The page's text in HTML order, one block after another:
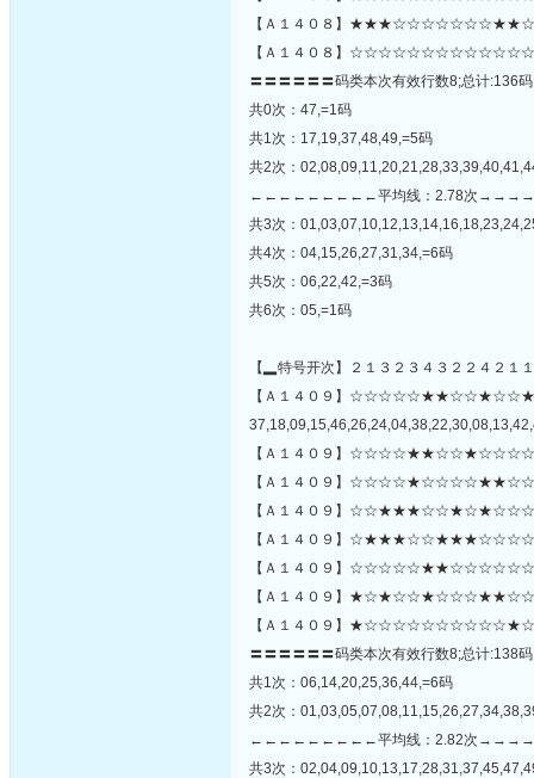
【Ａ１４０８】
【Ａ１４０８】
〓〓〓〓〓〓码类本次有效行数8;总计:136
共0次：47,=1码
共1次：17,19,37,48,49,=5码
共2次：
←←←←←←←←←平均线：2.78次
共3次：
共4次：04,15,26,27,31,34,=6码
共5次：06,22,42,=3码
共6次：05,=1码
【▂特号开次】２１３２３４３２２４２１
【Ａ１４０９】
【Ａ１４０９】
【Ａ１４０９】
【Ａ１４０９】
【Ａ１４０９】
【Ａ１４０９】
【Ａ１４０９】
【Ａ１４０９】
〓〓〓〓〓〓码类本次有效行数8;总计:138
共1次：06,14,20,25,36,44,=6码
共2次：
←←←←←←←←←平均线：2.82次
共3次：